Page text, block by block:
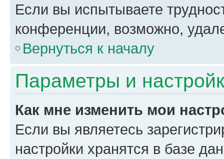
Если вы испытываете
конференции, возможно,
Вернуться к началу
Параметры и
Как мне изменить мои
Если вы являетесь
настройки хранятся в базе